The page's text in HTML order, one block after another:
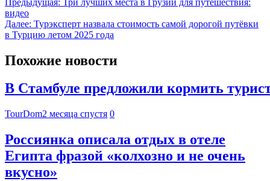
видео
Далее: Турэксперт назвала стоимость самой дорогой путёвки
в Турцию летом 2025 года
Похожие новости
В Стамбуле предложили кормить
TourDom2 месяца спустя 0
Россиянка описала отдых в отеле
Египта фразой «колхозно и не очень
вкусно»